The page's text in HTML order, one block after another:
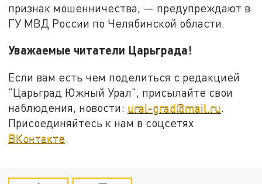
признак мошенничества, — предупреждают в
ГУ МВД России по Челябинской области.
Уважаемые читатели Царьграда!
Если вам есть чем поделиться с редакцией
"Царьград Южный Урал", присылайте свои
наблюдения, новости: ural-grad@mail.ru.
Присоединяйтесь к нам в соцсетях
ВКонтакте.